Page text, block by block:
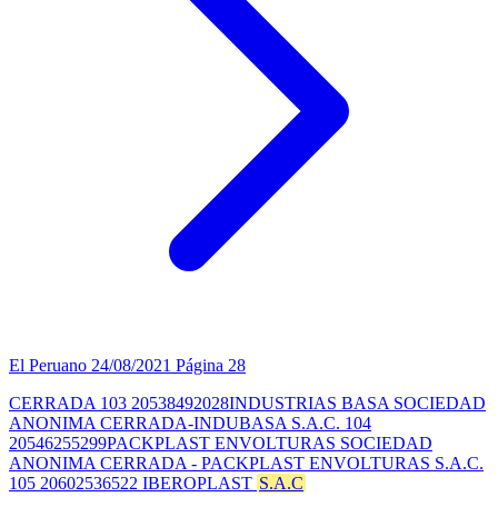
El Peruano 24/08/2021 Página 28
CERRADA 103 20538492028INDUSTRIAS BASA SOCIEDAD
ANONIMA CERRADA-INDUBASA S.A.C. 104
20546255299PACKPLAST ENVOLTURAS SOCIEDAD
ANONIMA CERRADA - PACKPLAST ENVOLTURAS S.A.C.
105 20602536522 IBEROPLAST S.A.C